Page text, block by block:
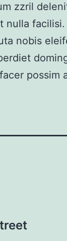
zzril
nulla
nobis
possim